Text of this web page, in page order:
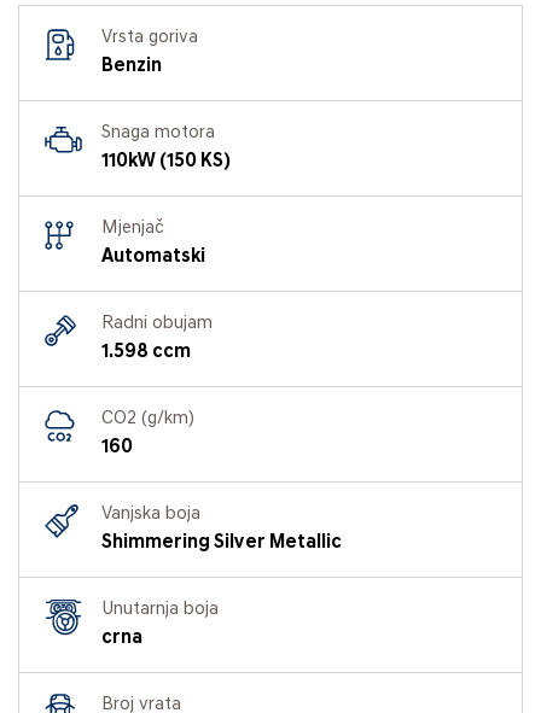
Vrsta goriva
Benzin
Snaga motora
110kW (150 KS)
Mjenjač
Automatski
Radni obujam
1.598 ccm
CO2 (g/km)
160
Vanjska boja
Shimmering Silver Metallic
Unutarnja boja
crna
Broj vrata